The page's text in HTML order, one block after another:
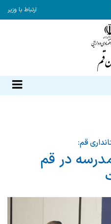
ارتباط با وزیر
قم:
مدرسه در قم